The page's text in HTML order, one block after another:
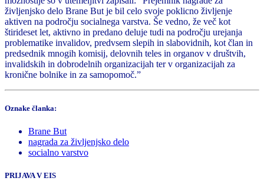
življenjsko delo Brane But je bil celo svoje poklicno življenje
aktiven na področju socialnega varstva. Še vedno, že več kot
štirideset let, aktivno in predano deluje tudi na področju urejanja
problematike invalidov, predvsem slepih in slabovidnih, kot član in
predsednik mnogih komisij, delovnih teles in organov v društvih,
invalidskih in dobrodelnih organizacijah ter v organizacijah za
kronične bolnike in za samopomoč.”
Oznake članka:
Brane But
nagrada za življenjsko delo
socialno varstvo
PRIJAVA V EIS